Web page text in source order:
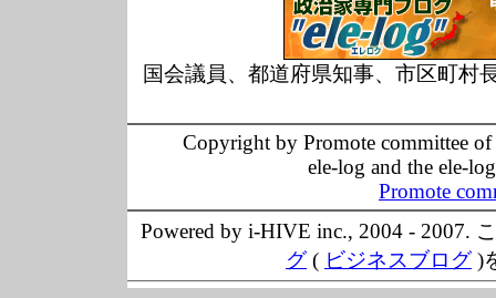
国会議員、都道府県知事、市区町村
Copyright by Promote committee
ele-log and the ele-
Promote
Powered by i-HIVE inc., 2004 - 2007.
グ( ビジネスブログ)